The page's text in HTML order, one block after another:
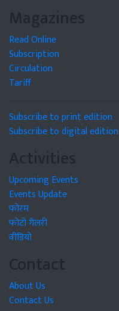
Magazines
Read Online
Subscription
Circulation
Tariff
Subscribe to print edition
Subscribe to digital edition
Activities
Upcoming Events
Events Update
फोरम
फोटो गैलरी
वीडियो
Contact
About Us
Contact Us